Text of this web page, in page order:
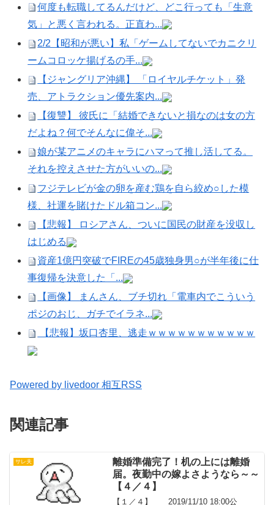
何度も転職してるんだけど、どこ行っても「生意
気」と悪く言われる。正直わ...
2/2【昭和が悪い】私「ゲームしてないでカニクリ
ームコロッケ揚げるの手...
【ジャングリア沖縄】 「ロイヤルチケット」発
売、アトラクション優先案内...
【復讐】 彼氏に「結婚できないと損なのは女の方
だよね？何でそんなに偉そ...
娘が某アニメのキャラにハマって推し活してる。
それを控えさせた方がいいの...
フジテレビが金の卵を産む鶏を自ら絞め○した模
様、社運を賭けたドル箱コン...
【悲報】 ロシアさん、ついに国民の財産を没収し
はじめる
資産1億円突破でFIREの45歳独身男○が半年後に仕
事復帰を決意した「...
【画像】 まんさん、ブチ切れ「電車内でこういう
ポジのおじ、ガチでイラネ...
【悲報】坂口杏里、逃走ｗｗｗｗｗｗｗｗｗｗｗ
Powered by livedoor 相互RSS
関連記事
サレ夫
離婚準備完了！机の上には離婚
届。夜勤中の嫁よさようなら～～
【４／４】
【１／４】 2019/11/10 18:00公